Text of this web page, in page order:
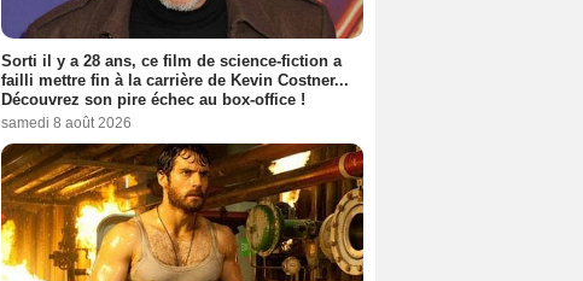
Sorti il y a 28 ans, ce film de science-fiction a
failli mettre fin à la carrière de Kevin Costner...
Découvrez son pire échec au box-office !
samedi 8 août 2026